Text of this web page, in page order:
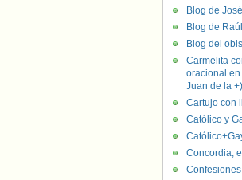
Blog de
Blog de
Blog del
Carmelita
oracional en
Juan de la +)
Cartujo con
Católico y
Concordia,